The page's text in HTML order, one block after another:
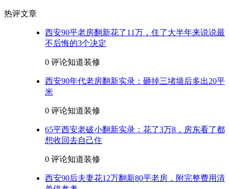
热评文章
西安90平老房翻新花了11万，住了大半年来说说最
不后悔的3个决定
0 评论知道装修
西安90年代老房翻新实录：砸掉三堵墙后多出20平
米
0 评论知道装修
65平西安老破小翻新实录：花了3万8，房东看了都
想收回去自己住
0 评论知道装修
西安90后夫妻花12万翻新80平老房，附完整费用清